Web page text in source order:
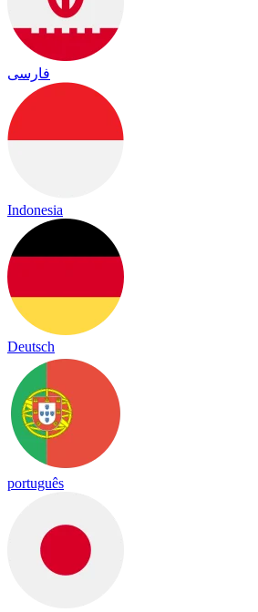
فارسی
Indonesia
Deutsch
português